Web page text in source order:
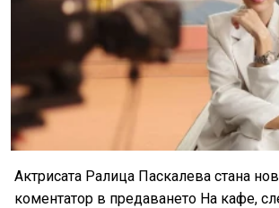
Актрисата Ралица Паскалева стана
коментатор в предаването На кафе,